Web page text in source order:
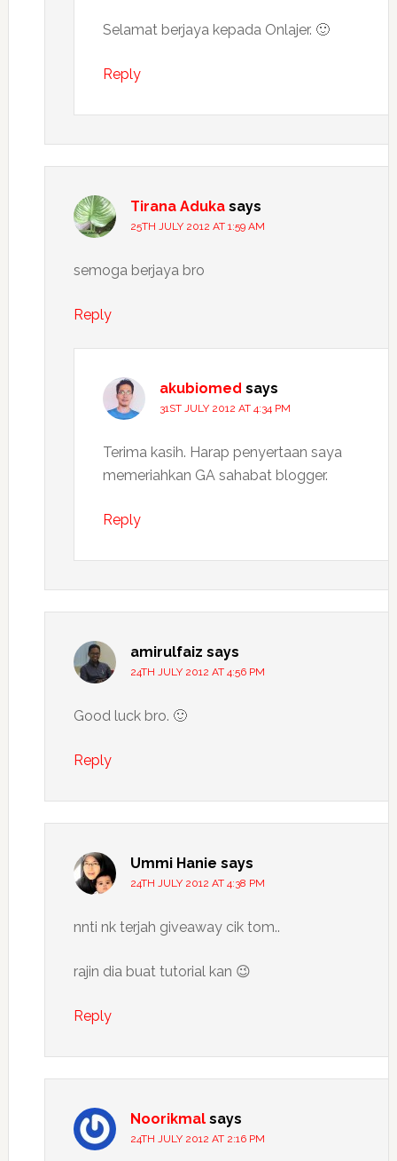
Selamat berjaya kepada Onlajer. 🙂
Reply
Tirana Aduka says
25TH JULY 2012 AT 1:59 AM
semoga berjaya bro
Reply
akubiomed says
31ST JULY 2012 AT 4:34 PM
Terima kasih. Harap penyertaan saya
memeriahkan GA sahabat blogger.
Reply
amirulfaiz says
24TH JULY 2012 AT 4:56 PM
Good luck bro. 🙂
Reply
Ummi Hanie says
24TH JULY 2012 AT 4:38 PM
nnti nk terjah giveaway cik tom..
rajin dia buat tutorial kan 😉
Reply
Noorikmal says
24TH JULY 2012 AT 2:16 PM